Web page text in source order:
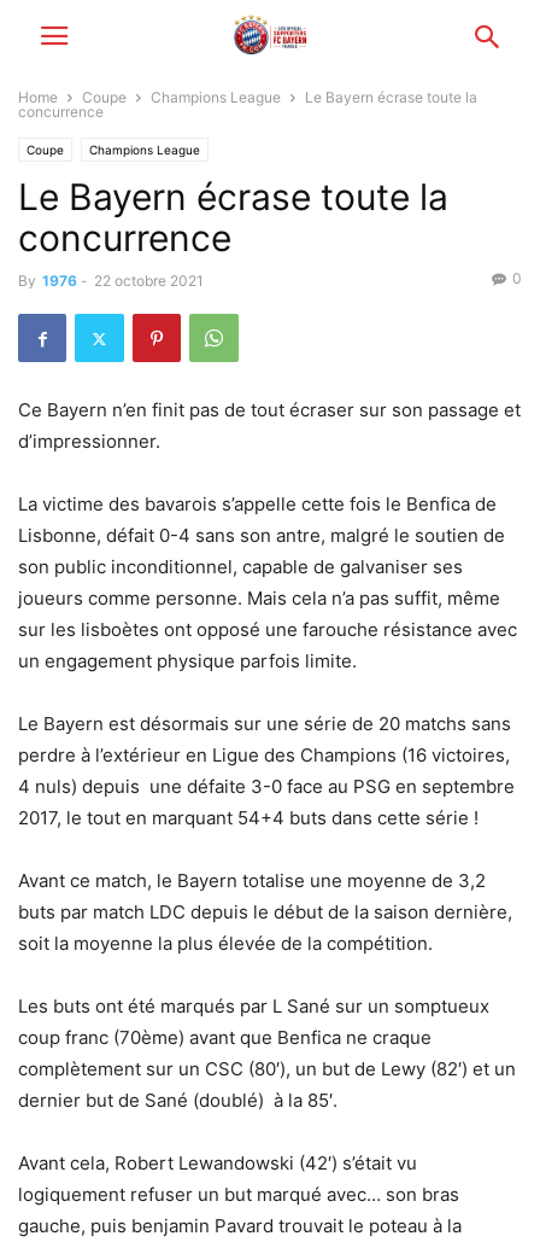
Home Coupe Champions League
Le Bayern écrase toute la
concurrence
Coupe Champions League
Le Bayern écrase toute la
concurrence
By 1976 - 22 octobre 2021 0
Ce Bayern n’en finit pas de tout écraser sur son passage et
d’impressionner.
La victime des bavarois s’appelle cette fois le Benfica de
Lisbonne, défait 0-4 sans son antre, malgré le soutien de
son public inconditionnel, capable de galvaniser ses
joueurs comme personne. Mais cela n’a pas suffit, même
sur les lisboètes ont opposé une farouche résistance avec
un engagement physique parfois limite.
Le Bayern est désormais sur une série de 20 matchs sans
perdre à l’extérieur en Ligue des Champions (16 victoires,
4 nuls) depuis une défaite 3-0 face au PSG en septembre
2017, le tout en marquant 54+4 buts dans cette série !
Avant ce match, le Bayern totalise une moyenne de 3,2
buts par match LDC depuis le début de la saison dernière,
soit la moyenne la plus élevée de la compétition.
Les buts ont été marqués par L Sané sur un somptueux
coup franc (70ème) avant que Benfica ne craque
complètement sur un CSC (80′), un but de Lewy (82′) et un
dernier but de Sané (doublé) à la 85′.
Avant cela, Robert Lewandowski (42′) s’était vu
logiquement refuser un but marqué avec… son bras
gauche, puis benjamin Pavard trouvait le poteau à la